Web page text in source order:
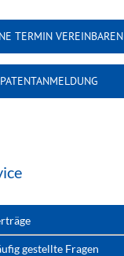
TERMIN VEREINBAREN
PATENTANMELDUNG
gestellte Fragen